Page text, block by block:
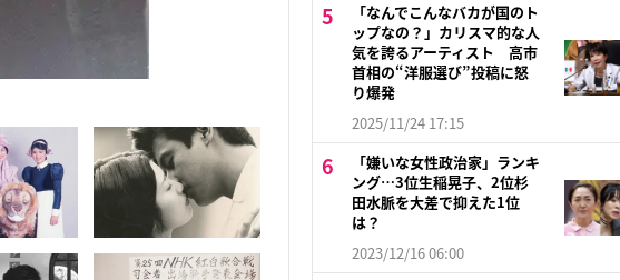
「なんでこんなバカが国のト
ップなの？」カリスマ的な人
気を誇るアーティスト 高市
首相の“洋服選び”投稿に怒
り爆発
2025/11/24 17:15
「嫌いな女性政治家」ランキ
ング…3位生稲晃子、2位杉
田水脈を大差で抑えた1位
は？
2023/12/16 06:00